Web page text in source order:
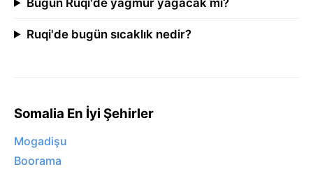
Ruqi'de bugün sıcaklık nedir?
Somalia En İyi Şehirler
Mogadişu
Boorama